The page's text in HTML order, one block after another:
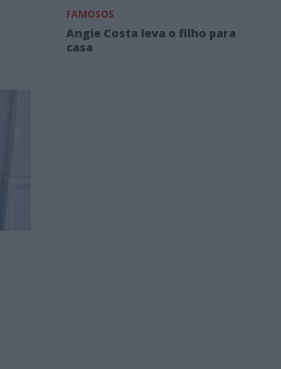
FAMOSOS
Angie Costa leva o filho para
casa